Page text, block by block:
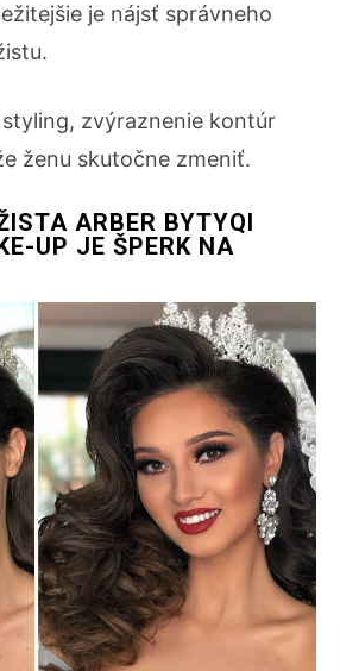
je nájsť správneho
zvýraznenie kontúr
ženu skutočne zmeniť.
ARBER BYTYQI
UP JE ŠPERK NA